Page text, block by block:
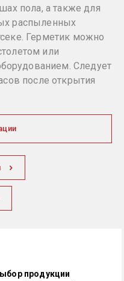
пола, а также для
распыленных
Герметик можно
или
Следует
после открытия
продукции